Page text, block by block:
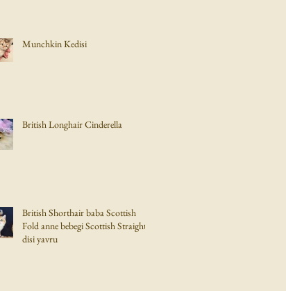
Munchkin Kedisi
British Longhair Cinderella
British Shorthair baba Scottish
Fold anne bebegi Scottish Straight
disi yavru